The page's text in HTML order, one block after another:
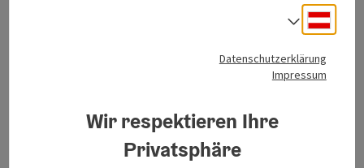
Das Aufgeigen in der Kirchengasse
Das Goiserer Geigenfest gibt es bereits seit über 20 Jahren
Septemberwochenende statt. Typisch für Goisern ist das
eine völlig ungezwungene Veranstaltung. So
Goiserer Geigendischguunter der Leitung von
Datenschutzerklärung
Impressum
Wir respektieren Ihre
Privatsphäre